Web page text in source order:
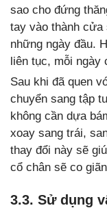
sao cho đứng
tay vào thành cửa
những ngày đầu.
liên tục, mỗi ngày
Sau khi đã quen
chuyển sang tập
không cần dựa
xoay sang trái,
thay đổi này sẽ
cổ chân sẽ co
3.3. Sử dụng